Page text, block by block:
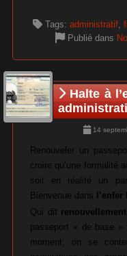
Tags: administratif,
Publié dans
Halte à
14
Renouveler un
croire qu’une formalité
soit en réalité un
Bienvenue dans
Qui dit
passeport « de base »
moment, on se